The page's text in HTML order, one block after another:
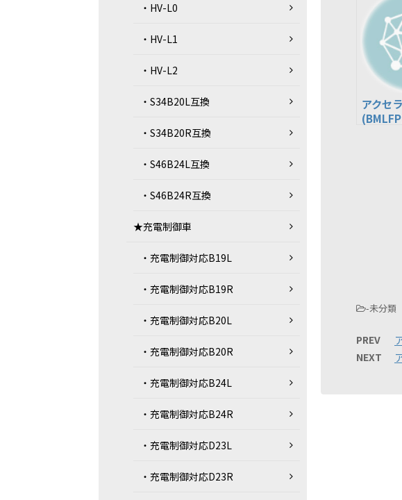
アクセ
-未分類
PREV
NEXT
・HV-L0
・HV-L1
・HV-L2
・S34B20L互換
・S34B20R互換
・S46B24L互換
・S46B24R互換
★充電制御車
・充電制御対応B19L
・充電制御対応B19R
・充電制御対応B20L
・充電制御対応B20R
・充電制御対応B24L
・充電制御対応B24R
・充電制御対応D23L
・充電制御対応D23R